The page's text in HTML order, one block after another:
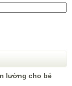
lường cho bé